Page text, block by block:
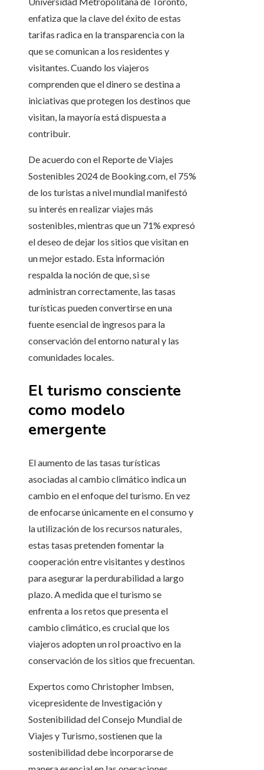
enfatiza que la clave del éxito de estas
tarifas radica en la transparencia con la
que se comunican a los residentes y
visitantes. Cuando los viajeros
comprenden que el dinero se destina a
iniciativas que protegen los destinos que
visitan, la mayoría está dispuesta a
contribuir.
De acuerdo con el Reporte de Viajes
Sostenibles 2024 de Booking.com, el 75%
de los turistas a nivel mundial manifestó
su interés en realizar viajes más
sostenibles, mientras que un 71% expresó
el deseo de dejar los sitios que visitan en
un mejor estado. Esta información
respalda la noción de que, si se
administran correctamente, las tasas
turísticas pueden convertirse en una
fuente esencial de ingresos para la
conservación del entorno natural y las
comunidades locales.
El turismo consciente
como modelo
emergente
El aumento de las tasas turísticas
asociadas al cambio climático indica un
cambio en el enfoque del turismo. En vez
de enfocarse únicamente en el consumo y
la utilización de los recursos naturales,
estas tasas pretenden fomentar la
cooperación entre visitantes y destinos
para asegurar la perdurabilidad a largo
plazo. A medida que el turismo se
enfrenta a los retos que presenta el
cambio climático, es crucial que los
viajeros adopten un rol proactivo en la
conservación de los sitios que frecuentan.
Expertos como Christopher Imbsen,
vicepresidente de Investigación y
Sostenibilidad del Consejo Mundial de
Viajes y Turismo, sostienen que la
sostenibilidad debe incorporarse de